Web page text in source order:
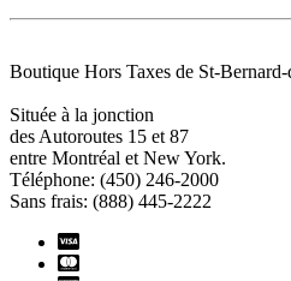
Boutique Hors Taxes de St-
Située à la jonction
des Autoroutes 15 et 87
entre Montréal et New York.
Téléphone: (450) 246-2000
Sans frais: (888) 445-2222